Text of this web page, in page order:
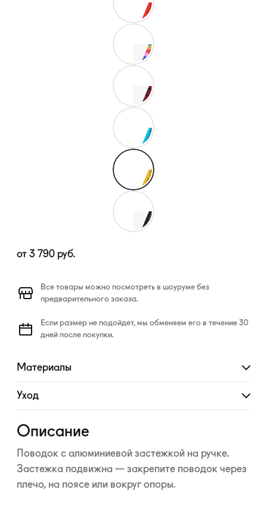
от 3 790 руб.
Все товары можно посмотреть в шоуруме без
предварительного заказа.
Если размер не подойдет, мы обменяем его в течение 30
дней после покупки.
Материалы
Развернуть
Уход
Развернуть
Описание
Поводок с алюминиевой застежкой на ручке.
Застежка подвижна — закрепите поводок через
плечо, на поясе или вокруг опоры.